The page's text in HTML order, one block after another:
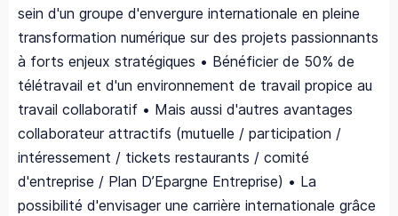
sein d'un groupe d'envergure internationale en pleine
transformation numérique sur des projets passionnants
à forts enjeux stratégiques • Bénéficier de 50% de
télétravail et d'un environnement de travail propice au
travail collaboratif • Mais aussi d'autres avantages
collaborateur attractifs (mutuelle / participation /
intéressement / tickets restaurants / comité
d'entreprise / Plan D’Epargne Entreprise) • La
possibilité d'envisager une carrière internationale grâce